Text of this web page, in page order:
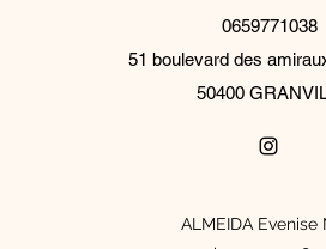
0659771038
51 boulevard des
50400
ALMEIDA Evenise